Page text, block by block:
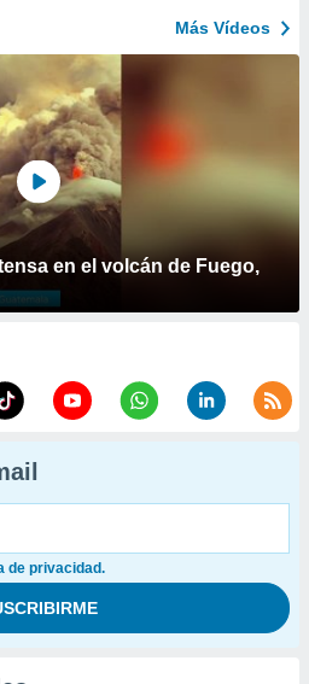
Más Vídeos
en el volcán de Fuego,
de privacidad.